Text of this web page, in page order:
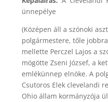
ünnepélye
(Középen áll a szónoki
polgármestere, tőle
mellette Perczel Lajos a
mögötte Zseni József, a
emlékünnep elnöke. A
Csutoros Elek clevelandi
Ohio állam kormányzója